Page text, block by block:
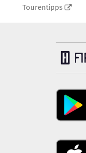
Tourentipps